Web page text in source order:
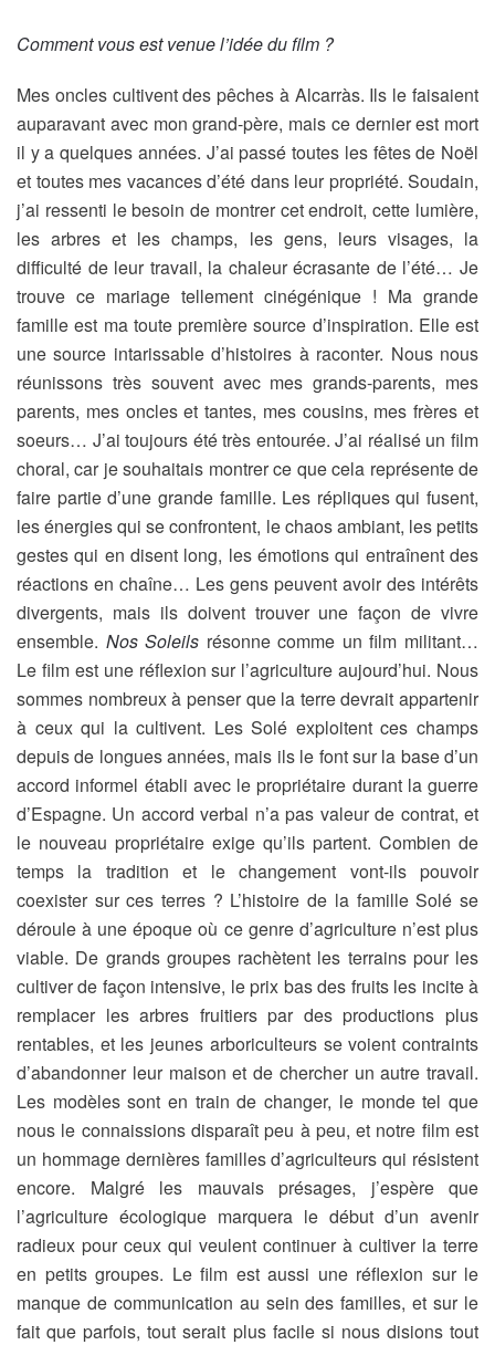
Comment vous est venue l’idée du film ?
Mes oncles cultivent des pêches à Alcarràs. Ils le faisaient
auparavant avec mon grand-père, mais ce dernier est mort
il y a quelques années. J’ai passé toutes les fêtes de Noël
et toutes mes vacances d’été dans leur propriété. Soudain,
j’ai ressenti le besoin de montrer cet endroit, cette lumière,
les arbres et les champs, les gens, leurs visages, la
difficulté de leur travail, la chaleur écrasante de l’été… Je
trouve ce mariage tellement cinégénique ! Ma grande
famille est ma toute première source d’inspiration. Elle est
une source intarissable d’histoires à raconter. Nous nous
réunissons très souvent avec mes grands-parents, mes
parents, mes oncles et tantes, mes cousins, mes frères et
soeurs… J’ai toujours été très entourée. J’ai réalisé un film
choral, car je souhaitais montrer ce que cela représente de
faire partie d’une grande famille. Les répliques qui fusent,
les énergies qui se confrontent, le chaos ambiant, les petits
gestes qui en disent long, les émotions qui entraînent des
réactions en chaîne… Les gens peuvent avoir des intérêts
divergents, mais ils doivent trouver une façon de vivre
ensemble. Nos Soleils résonne comme un film militant…
Le film est une réflexion sur l’agriculture aujourd’hui. Nous
sommes nombreux à penser que la terre devrait appartenir
à ceux qui la cultivent. Les Solé exploitent ces champs
depuis de longues années, mais ils le font sur la base d’un
accord informel établi avec le propriétaire durant la guerre
d’Espagne. Un accord verbal n’a pas valeur de contrat, et
le nouveau propriétaire exige qu’ils partent. Combien de
temps la tradition et le changement vont-ils pouvoir
coexister sur ces terres ? L’histoire de la famille Solé se
déroule à une époque où ce genre d’agriculture n’est plus
viable. De grands groupes rachètent les terrains pour les
cultiver de façon intensive, le prix bas des fruits les incite à
remplacer les arbres fruitiers par des productions plus
rentables, et les jeunes arboriculteurs se voient contraints
d’abandonner leur maison et de chercher un autre travail.
Les modèles sont en train de changer, le monde tel que
nous le connaissions disparaît peu à peu, et notre film est
un hommage dernières familles d’agriculteurs qui résistent
encore. Malgré les mauvais présages, j’espère que
l’agriculture écologique marquera le début d’un avenir
radieux pour ceux qui veulent continuer à cultiver la terre
en petits groupes. Le film est aussi une réflexion sur le
manque de communication au sein des familles, et sur le
fait que parfois, tout serait plus facile si nous disions tout